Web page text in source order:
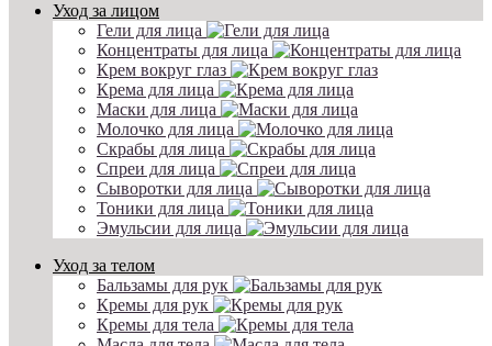
Уход за лицом
Гели для лица
Концентраты для лица
Крем вокруг глаз
Крема для лица
Маски для лица
Молочко для лица
Скрабы для лица
Спреи для лица
Сыворотки для лица
Тоники для лица
Эмульсии для лица
Уход за телом
Бальзамы для рук
Кремы для рук
Кремы для тела